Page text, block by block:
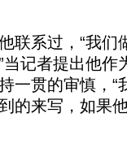
系过，“我们
记者提出他作
一贯的审慎，“
的来写，如果